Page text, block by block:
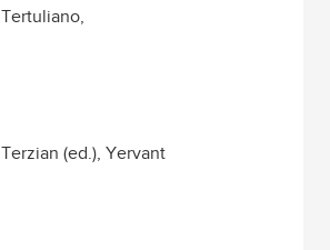
Tertuliano,
Terzian (ed.), Yervant